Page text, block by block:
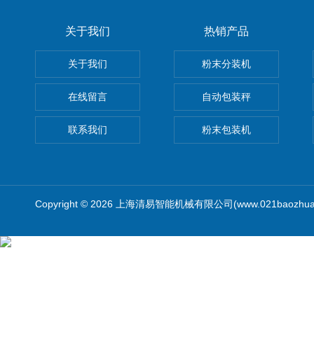
关于我们
关于我们
在线留言
联系我们
热销产品
粉末分装机
自动包装秤
粉末包装机
Copyright © 2026 上海清易智能机械有限公司